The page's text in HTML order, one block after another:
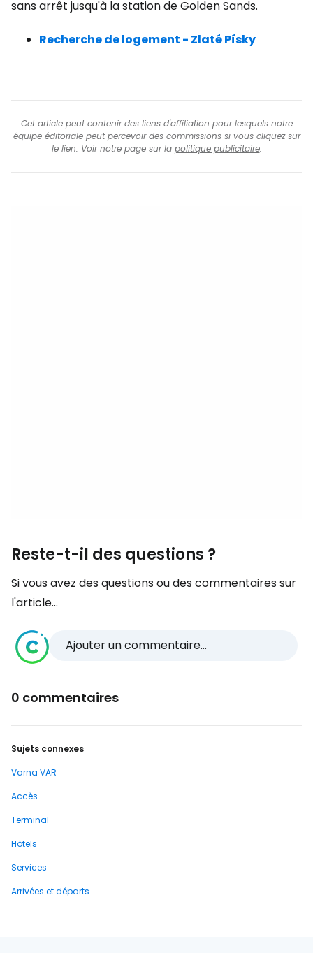
sans arrêt jusqu'à la station de Golden Sands.
Recherche de logement - Zlaté Písky
Cet article peut contenir des liens d'affiliation pour lesquels notre
équipe éditoriale peut percevoir des commissions si vous cliquez sur
le lien. Voir notre page sur la politique publicitaire.
Reste-t-il des questions ?
Si vous avez des questions ou des commentaires sur
l'article...
Ajouter un commentaire...
0 commentaires
Sujets connexes
Varna VAR
Accès
Terminal
Hôtels
Services
Arrivées et départs